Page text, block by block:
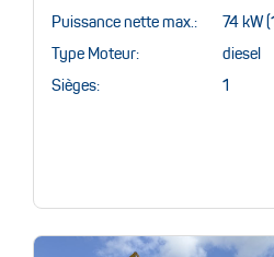
Puissance nette max.: 74 kW
Type Moteur: diesel
Sièges: 1